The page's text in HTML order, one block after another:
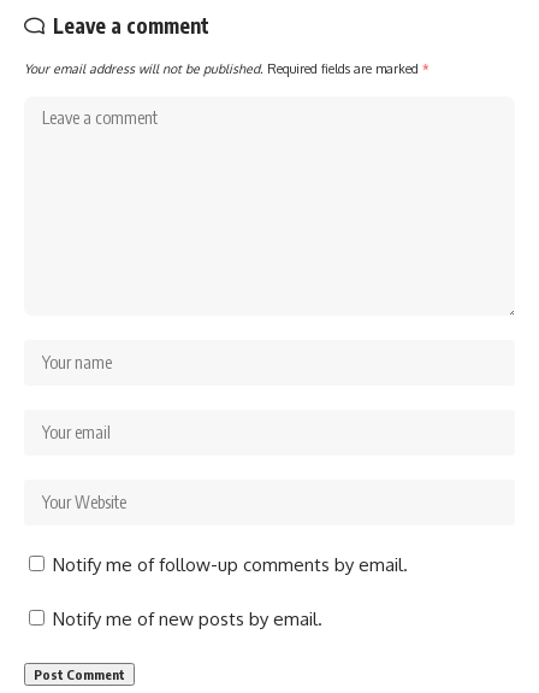
Leave a comment
Your email address will not be published. Required fields are marked *
Notify me of follow-up comments by email.
Notify me of new posts by email.